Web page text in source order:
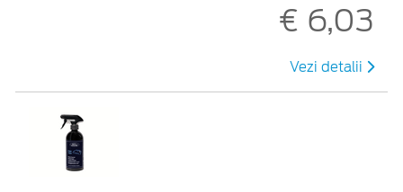
€ 6,03
Vezi detalii